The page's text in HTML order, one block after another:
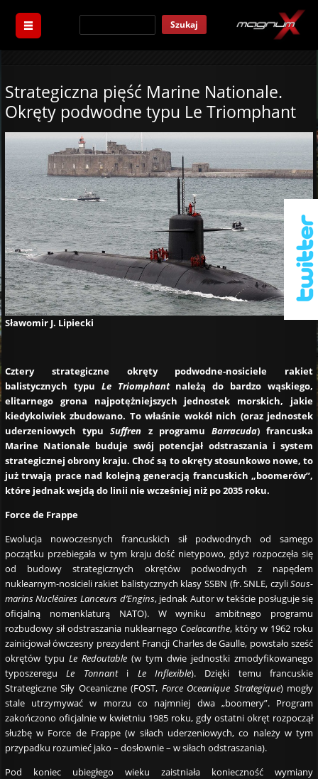
Szukaj
Strategiczna pięść Marine Nationale.
Okręty podwodne typu Le Triomphant
Sławomir J. Lipiecki
Cztery strategiczne okręty podwodne-nosiciele rakiet
balistycznych typu Le Triomphantnależą do bardzo wąskiego,
elitarnego grona najpotężniejszych jednostek morskich, jakie
kiedykolwiek zbudowano. To właśnie wokół nich (oraz jednostek
uderzeniowych typuSuffren z programuBarracuda) francuska
Marine Nationale buduje swój potencjał odstraszania i system
strategicznej obrony kraju. Choć są to okręty stosunkowo nowe, to
już trwają prace nad kolejną generacją francuskich „boomerów”,
które jednak wejdą do linii nie wcześniej niż po 2035 roku.
Force de Frappe
Ewolucja nowoczesnych francuskich sił podwodnych od samego
początku przebiegała w tym kraju dość nietypowo, gdyż rozpoczęła się
od budowy strategicznych okrętów podwodnych z napędem
nuklearnym-nosicieli rakiet balistycznych klasy SSBN (fr. SNLE, czyliSous-
marins Nucléaires Lanceurs d’Engins, jednak Autor w tekście posługuje się
oficjalną nomenklaturą NATO). W wyniku ambitnego programu
rozbudowy sił odstraszania nuklearnego Coelacanthe, który w 1962 roku
zainicjował ówczesny prezydent Francji Charles de Gaulle, powstało sześć
okrętów typu Le Redoutable(w tym dwie jednostki zmodyfikowanego
typoszereguLe Tonnanti Le Inflexible). Dzięki temu francuskie
Strategiczne Siły Oceaniczne (FOST, Force Oceanique Strategique) mogły
stale utrzymywać w morzu co najmniej dwa „boomery”. Program
zakończono oficjalnie w kwietniu 1985 roku, gdy ostatni okręt rozpoczął
służbę w Force de Frappe (w siłach uderzeniowych, co należy w tym
przypadku rozumieć jako – dosłownie – w siłach odstraszania).
Pod koniec ubiegłego wieku zaistniała konieczność wymiany